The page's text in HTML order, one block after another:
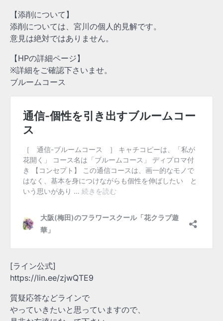
【添削について】
添削については、宮川の個人的見解です。
意見は絶対ではありません。
【HPの詳細ページ】
※詳細をご確認下さいませ。
ブルームコース
[ライン公式]
https://lin.ee/zjwQTE9
質疑応答などラインで
やっていきたいと思っていますので、